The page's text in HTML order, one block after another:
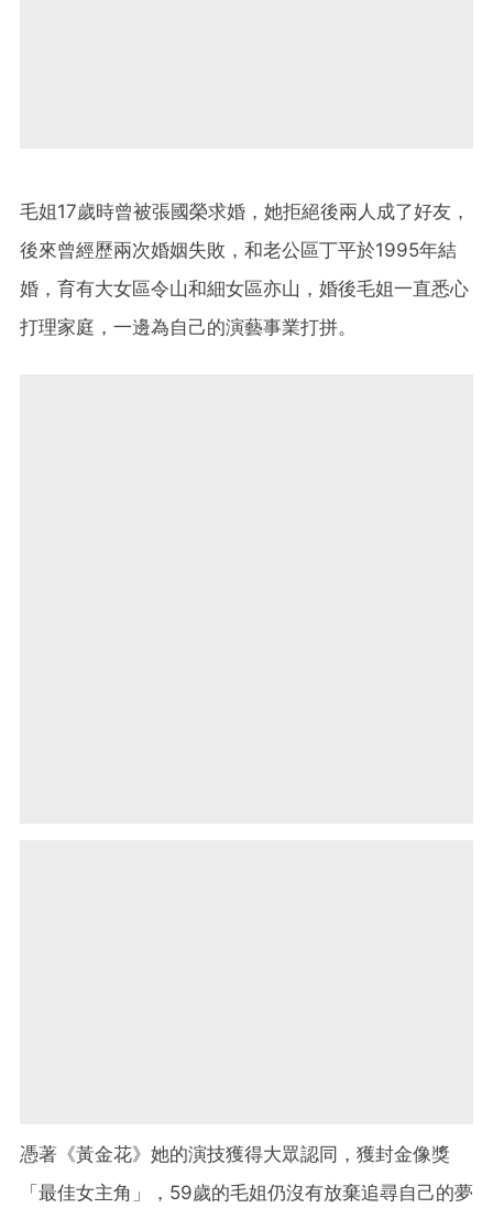
毛姐17歲時曾被張國榮求婚，她拒絕後兩人成了好友，
後來曾經歷兩次婚姻失敗，和老公區丁平於1995年結
婚，育有大女區令山和細女區亦山，婚後毛姐一直悉心
打理家庭，一邊為自己的演藝事業打拼。
憑著《黃金花》她的演技獲得大眾認同，獲封金像獎
「最佳女主角」，59歲的毛姐仍沒有放棄追尋自己的夢